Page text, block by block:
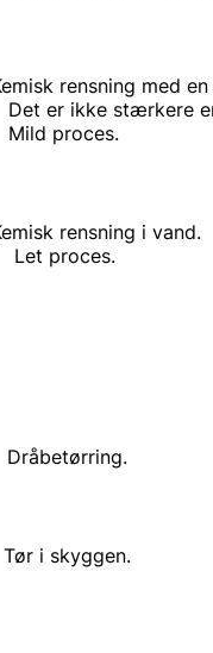
rensning med
stærkere end
rensning i vand.
Dråbetørring.
Tør i skyggen.